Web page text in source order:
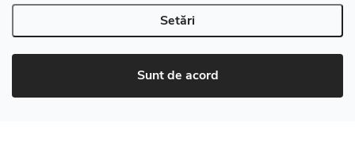
Setări
Sunt de acord